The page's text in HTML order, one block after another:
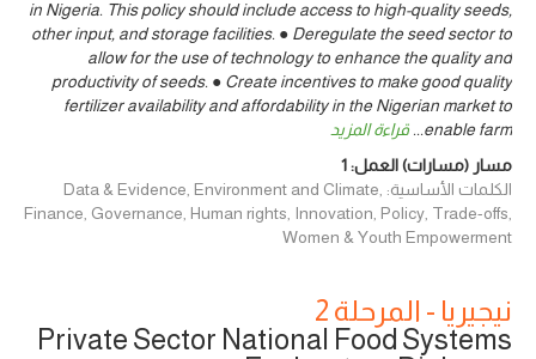
in Nigeria. This policy should include access to high-quality seeds,
other input, and storage facilities. ● Deregulate the seed sector to
allow for the use of technology to enhance the quality and
productivity of seeds. ● Create incentives to make good quality
fertilizer availability and affordability in the Nigerian market to
enable farm
... قراءة المزيد
مسار (مسارات) العمل:1
الكلمات الأساسية: Data & Evidence, Environment and Climate,
Finance, Governance, Human rights, Innovation, Policy, Trade-offs,
Women & Youth Empowerment
نيجيريا - المرحلة 2
Private Sector National Food Systems